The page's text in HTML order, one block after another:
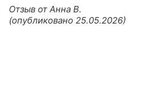
Отзыв от Анна В.
(опубликовано 25.05.2026)